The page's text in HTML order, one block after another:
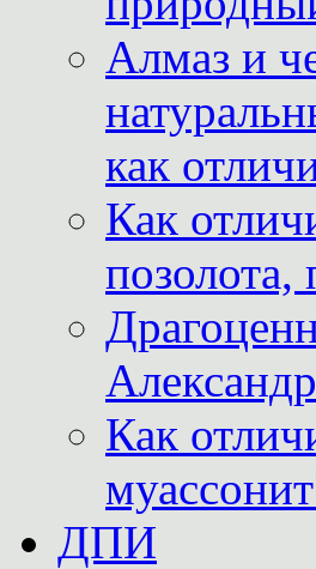
Алмаз и
как
Как
позолота,
Как
ДПИ